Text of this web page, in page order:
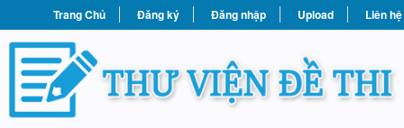
Trang Chủ Đăng ký Đăng nhập Upload Liên hệ